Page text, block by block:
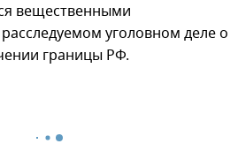
вещественными
уголовном деле о
границы РФ.